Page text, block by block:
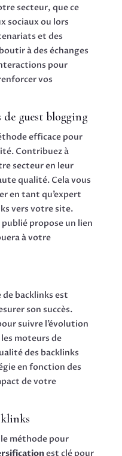
secteur, que ce
sociaux ou lors
et des
à des échanges
pour
vos
guest blogging
efficace pour
Contribuez à
secteur en leur
qualité. Cela vous
en tant qu’expert
vers votre site.
propose un lien
à votre
backlinks est
son succès.
suivre l’évolution
moteurs de
des backlinks
en fonction des
de votre
méthode pour
est clé pour